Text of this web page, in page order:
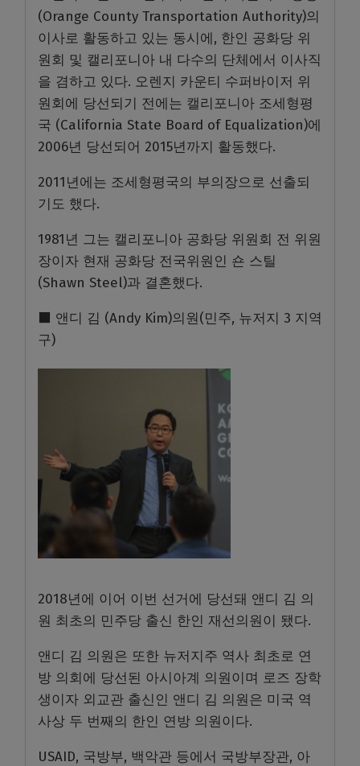
(Orange County Transportation Authority)의
이사로 활동하고 있는 동시에, 한인 공화당 위
원회 및 캘리포니아 내 다수의 단체에서 이사직
을 겸하고 있다. 오렌지 카운티 수퍼바이저 위
원회에 당선되기 전에는 캘리포니아 조세형평
국 (California State Board of Equalization)에
2006년 당선되어 2015년까지 활동했다.
2011년에는 조세형평국의 부의장으로 선출되
기도 했다.
1981년 그는 캘리포니아 공화당 위원회 전 위원
장이자 현재 공화당 전국위원인 숀 스틸
(Shawn Steel)과 결혼했다.
⬛ 앤디 김 (Andy Kim)의원(민주, 뉴저지 3 지역
구)
2018년에 이어 이번 선거에 당선돼 앤디 김 의
원 최초의 민주당 출신 한인 재선의원이 됐다.
앤디 김 의원은 또한 뉴저지주 역사 최초로 연
방 의회에 당선된 아시아계 의원이며 로즈 장학
생이자 외교관 출신인 앤디 김 의원은 미국 역
사상 두 번째의 한인 연방 의원이다.
USAID, 국방부, 백악관 등에서 국방부장관, 아